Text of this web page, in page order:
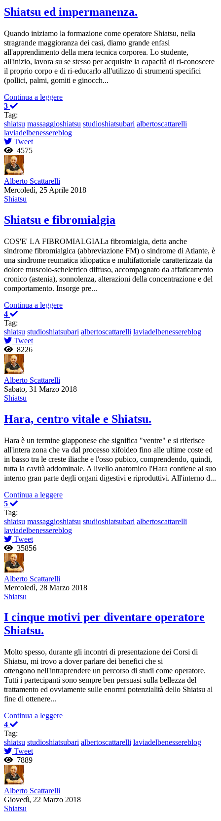
Shiatsu ed impermanenza.
Quando iniziamo la formazione come operatore Shiatsu, nella
stragrande maggioranza dei casi, diamo grande enfasi
all'apprendimento della mera tecnica corporea. Lo studente,
all'inizio, lavora su se stesso per acquisire la capacità di ri-conoscere
il proprio corpo e di ri-educarlo all'utilizzo di strumenti specifici
(pollici, palmi, gomiti e ginocch...
Continua a leggere
3
Tag:
shiatsu massaggioshiatsu studioshiatsubari albertoscattarelli
laviadelbenessereblog
Tweet
4575
Alberto Scattarelli
Mercoledì, 25 Aprile 2018
Shiatsu
Shiatsu e fibromialgia
COS'E' LA FIBROMIALGIALa fibromialgia, detta anche
sindrome fibromialgica (abbreviazione FM) o sindrome di Atlante, è
una sindrome reumatica idiopatica e multifattoriale caratterizzata da
dolore muscolo-scheletrico diffuso, accompagnato da affaticamento
cronico (astenia), sonnolenza, alterazioni della concentrazione e del
comportamento. Insorge pre...
Continua a leggere
4
Tag:
shiatsu studioshiatsubari albertoscattarelli laviadelbenessereblog
Tweet
8226
Alberto Scattarelli
Sabato, 31 Marzo 2018
Shiatsu
Hara, centro vitale e Shiatsu.
Hara è un termine giapponese che significa "ventre" e si riferisce
all'intera zona che va dal processo xifoideo fino alle ultime coste ed
in basso tra le creste iliache e l'osso pubico, comprendendo, quindi,
tutta la cavità addominale. A livello anatomico l'Hara contiene al suo
interno gran parte degli organi digestivi e riproduttivi. All'interno d...
Continua a leggere
5
Tag:
shiatsu massaggioshiatsu studioshiatsubari albertoscattarelli
laviadelbenessereblog
Tweet
35856
Alberto Scattarelli
Mercoledì, 28 Marzo 2018
Shiatsu
I cinque motivi per diventare operatore
Shiatsu.
Molto spesso, durante gli incontri di presentazione dei Corsi di
Shiatsu, mi trovo a dover parlare dei benefici che si
ottengono nell'intraprendere un percorso di studi come operatore.
Tutti i partecipanti sono sempre ben persuasi sulla bellezza del
trattamento ed ovviamente sulle enormi potenzialità dello Shiatsu al
fine di ottenere...
Continua a leggere
4
Tag:
shiatsu studioshiatsubari albertoscattarelli laviadelbenessereblog
Tweet
7889
Alberto Scattarelli
Giovedì, 22 Marzo 2018
Shiatsu